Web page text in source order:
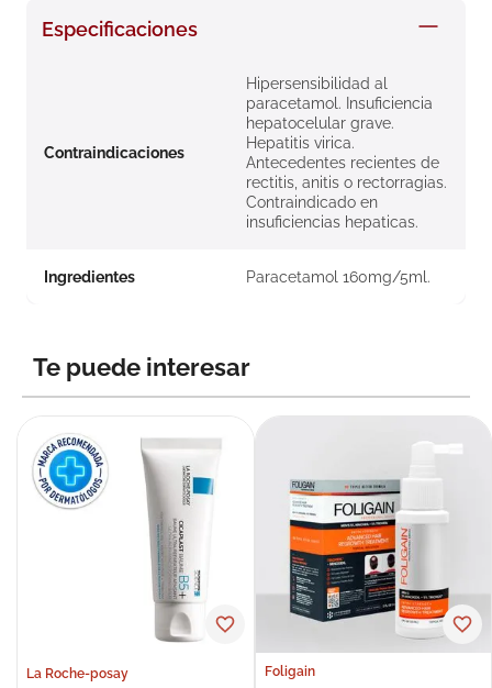
Especificaciones
Contraindicaciones
Hipersensibilidad al
paracetamol. Insuficiencia
hepatocelular grave.
Hepatitis virica.
Antecedentes recientes de
rectitis, anitis o rectorragias.
Contraindicado en
insuficiencias hepaticas.
Ingredientes Paracetamol 160mg/5ml.
Te puede interesar
La Roche-posay Foligain
10.neumoflux